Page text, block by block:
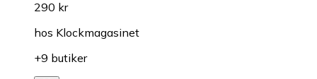
290 kr
hos Klockmagasinet
+9 butiker